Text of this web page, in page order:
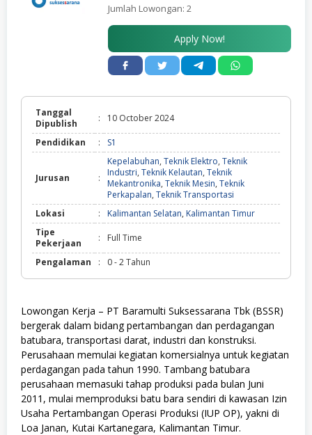
Jumlah Lowongan: 2
Apply Now!
Tanggal
Dipublish
: 10 October 2024
Pendidikan : S1
Jurusan :
Kepelabuhan, Teknik Elektro, Teknik
Industri, Teknik Kelautan, Teknik
Mekantronika, Teknik Mesin, Teknik
Perkapalan, Teknik Transportasi
Lokasi
: Kalimantan Selatan, Kalimantan Timur
Tipe
Pekerjaan
: Full Time
Pengalaman : 0 - 2 Tahun
Lowongan Kerja – PT Baramulti Suksessarana Tbk (BSSR)
bergerak dalam bidang pertambangan dan perdagangan
batubara, transportasi darat, industri dan konstruksi.
Perusahaan memulai kegiatan komersialnya untuk kegiatan
perdagangan pada tahun 1990. Tambang batubara
perusahaan memasuki tahap produksi pada bulan Juni
2011, mulai memproduksi batu bara sendiri di kawasan Izin
Usaha Pertambangan Operasi Produksi (IUP OP), yakni di
Loa Janan, Kutai Kartanegara, Kalimantan Timur.